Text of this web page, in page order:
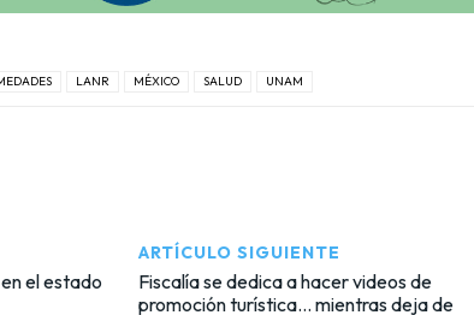
LANR MÉXICO SALUD UNAM
el estado
ARTÍCULO SIGUIENTE
Fiscalía se dedica a hacer videos de
promoción turística… mientras deja de